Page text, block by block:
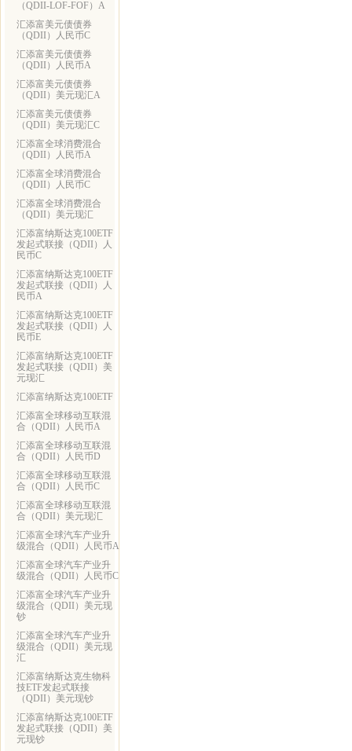
（QDII-LOF-FOF）A
汇添富美元债债券
（QDII）人民币C
汇添富美元债债券
（QDII）人民币A
汇添富美元债债券
（QDII）美元现汇A
汇添富美元债债券
（QDII）美元现汇C
汇添富全球消费混合
（QDII）人民币A
汇添富全球消费混合
（QDII）人民币C
汇添富全球消费混合
（QDII）美元现汇
汇添富纳斯达克100ETF
发起式联接（QDII）人
民币C
汇添富纳斯达克100ETF
发起式联接（QDII）人
民币A
汇添富纳斯达克100ETF
发起式联接（QDII）人
民币E
汇添富纳斯达克100ETF
发起式联接（QDII）美
元现汇
汇添富纳斯达克100ETF
汇添富全球移动互联混
合（QDII）人民币A
汇添富全球移动互联混
合（QDII）人民币D
汇添富全球移动互联混
合（QDII）人民币C
汇添富全球移动互联混
合（QDII）美元现汇
汇添富全球汽车产业升
级混合（QDII）人民币A
汇添富全球汽车产业升
级混合（QDII）人民币C
汇添富全球汽车产业升
级混合（QDII）美元现
钞
汇添富全球汽车产业升
级混合（QDII）美元现
汇
汇添富纳斯达克生物科
技ETF发起式联接
（QDII）美元现钞
汇添富纳斯达克100ETF
发起式联接（QDII）美
元现钞